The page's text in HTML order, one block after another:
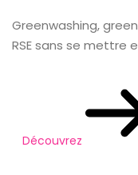
Greenwashing,
RSE sans se mettre
Découvrez